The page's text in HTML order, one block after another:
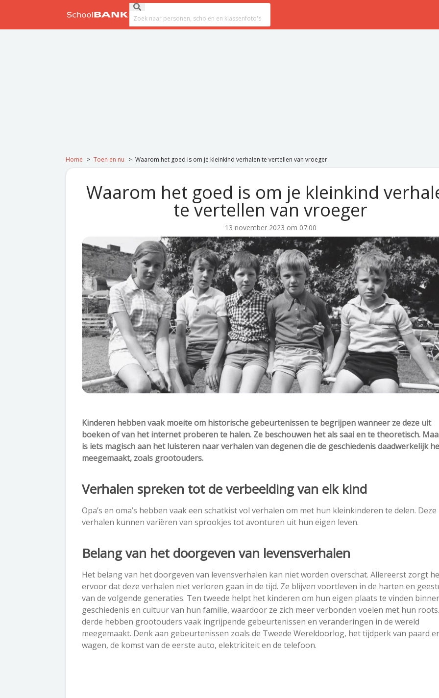
Submit search
Search field
Home > Toen en nu > Waarom het goed is om je kleinkind verhalen te vertellen van vroeger
Waarom het goed is om je kleinkind
te vertellen van vroeger
13 november 2023 om 07:00
Kinderen hebben vaak moeite om historische gebeurtenissen te begrijpen wanneer ze deze uit
boeken of van het internet proberen te halen. Ze beschouwen het als saai en te theoretisch.
is iets magisch aan het luisteren naar verhalen van degenen die de geschiedenis daadwerkelijk
meegemaakt, zoals grootouders.
Verhalen spreken tot de verbeelding van elk kind
Opa’s en oma’s hebben vaak een schatkist vol verhalen om met hun kleinkinderen te delen. Deze
verhalen kunnen variëren van sprookjes tot avonturen uit hun eigen leven.
Belang van het doorgeven van levensverhalen
Het belang van het doorgeven van levensverhalen kan niet worden overschat. Allereerst zorgt
ervoor dat deze verhalen niet verloren gaan in de tijd. Ze blijven voortleven in de harten en
van de volgende generaties. Ten tweede helpt het kinderen om hun eigen plaats te vinden
geschiedenis en cultuur van hun familie, waardoor ze zich meer verbonden voelen met hun
derde hebben grootouders vaak ingrijpende gebeurtenissen en veranderingen in de wereld
meegemaakt. Denk aan gebeurtenissen zoals de Tweede Wereldoorlog, het tijdperk van paard
wagen, de komst van de eerste auto, elektriciteit en de telefoon.